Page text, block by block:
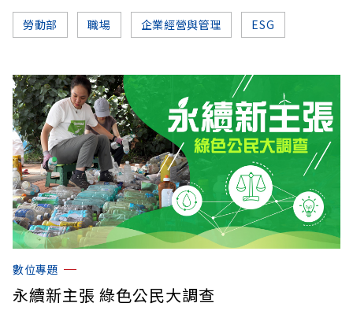
勞動部 職場 企業經營與管理 ESG
數位專題
永續新主張 綠色公民大調查